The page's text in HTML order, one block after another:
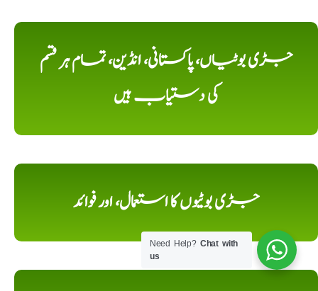
جڑی بوٹیاں، پاکستانی، انڈین، تمام ہر قسم
کی دستیاب ہیں
جڑی بوٹیوں کا استعمال، اور فوائد
Need Help?Chat with
us